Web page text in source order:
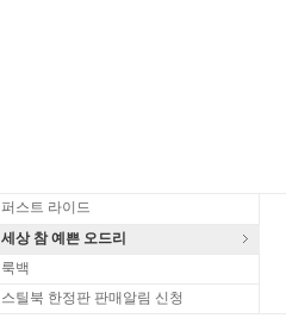
퍼스트 라이드
세상 참 예쁜 오드리
룩백
스틸북 한정판 판매알림 신청